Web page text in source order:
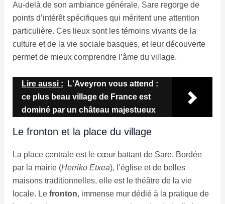
Au-delà de son ambiance générale, Sare regorge de
points d’intérêt spécifiques qui méritent une attention
particulière. Ces lieux sont les témoins vivants de la
culture et de la vie sociale basques, et leur découverte
permet de mieux comprendre l’âme du village.
Lire aussi :
L'Aveyron vous attend :
ce plus beau village de France est
dominé par un château majestueux
Le fronton et la place du village
La place centrale est le cœur battant de Sare. Bordée
par la mairie (Herriko Etxea), l’église et de belles
maisons traditionnelles, elle est le théâtre de la vie
locale. Le fronton, immense mur dédié à la pratique de